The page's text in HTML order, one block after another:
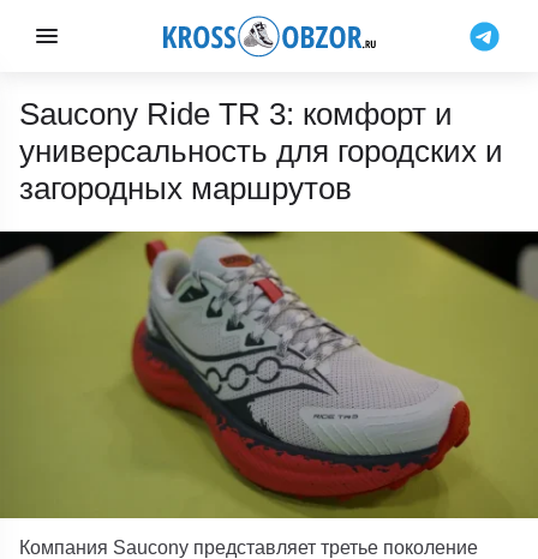
Saucony Ride TR 3: комфорт и
универсальность для городских и
загородных маршрутов
Компания Saucony представляет третье поколение